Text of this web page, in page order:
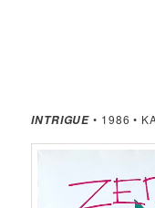
INTRIGUE • 1986 •